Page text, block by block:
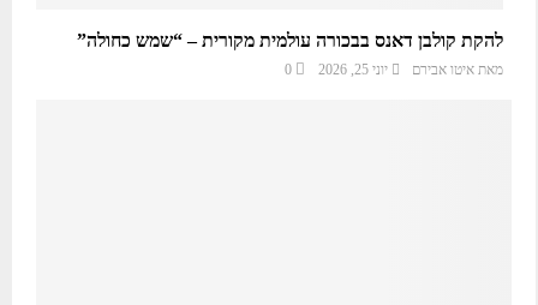
להקת קולבן דאנס בבכורה עולמית מקורית – “שמש כחולה”
מאת איטו אבירם יוני 25, 2026 0